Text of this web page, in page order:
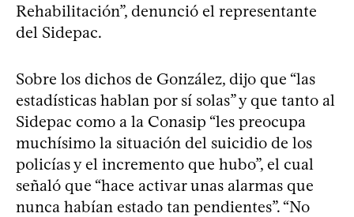
Rehabilitación”, denunció el representante
del Sidepac.
Sobre los dichos de González, dijo que “las
estadísticas hablan por sí solas” y que tanto al
Sidepac como a la Conasip “les preocupa
muchísimo la situación del suicidio de los
policías y el incremento que hubo”, el cual
señaló que “hace activar unas alarmas que
nunca habían estado tan pendientes”. “No